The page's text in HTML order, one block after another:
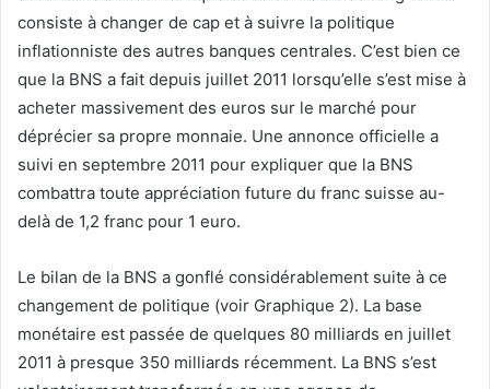
consiste à changer de cap et à suivre la politique
inflationniste des autres banques centrales. C’est bien ce
que la BNS a fait depuis juillet 2011 lorsqu’elle s’est mise à
acheter massivement des euros sur le marché pour
déprécier sa propre monnaie. Une annonce officielle a
suivi en septembre 2011 pour expliquer que la BNS
combattra toute appréciation future du franc suisse au-
delà de 1,2 franc pour 1 euro.
Le bilan de la BNS a gonflé considérablement suite à ce
changement de politique (voir Graphique 2). La base
monétaire est passée de quelques 80 milliards en juillet
2011 à presque 350 milliards récemment. La BNS s’est